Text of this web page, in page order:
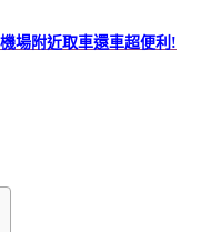
場附近取車還車超便利!